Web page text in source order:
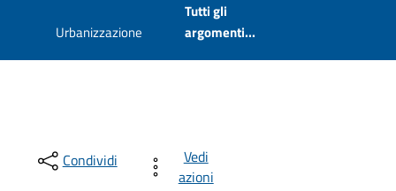
Urbanizzazione
Tutti gli
argomenti...
Condividi
Vedi
azioni